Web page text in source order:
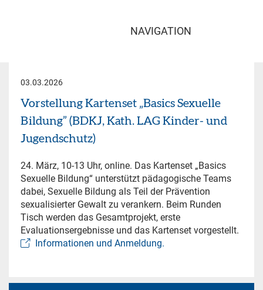
NAVIGATION
03.03.2026
Vorstellung Kartenset „Basics Sexuelle
Bildung” (BDKJ, Kath. LAG Kinder- und
Jugendschutz)
24. März, 10-13 Uhr, online. Das Kartenset „Basics
Sexuelle Bildung“ unterstützt pädagogische Teams
dabei, Sexuelle Bildung als Teil der Prävention
sexualisierter Gewalt zu verankern. Beim Runden
Tisch werden das Gesamtprojekt, erste
Evaluationsergebnisse und das Kartenset vorgestellt.
Informationen und Anmeldung.